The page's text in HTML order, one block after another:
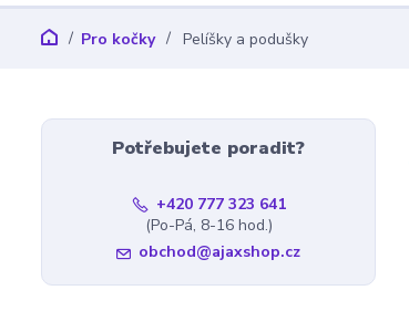
Pro kočky Pelíšky a podušky
Potřebujete poradit?
+420 777 323 641
(Po-Pá, 8-16 hod.)
obchod@ajaxshop.cz